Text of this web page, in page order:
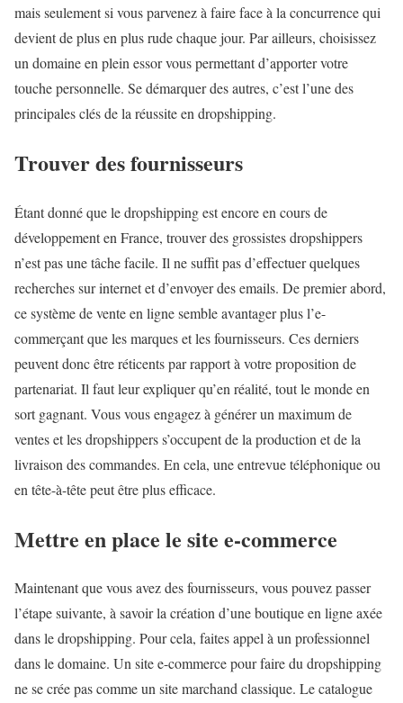
mais seulement si vous parvenez à faire face à la concurrence qui
devient de plus en plus rude chaque jour. Par ailleurs, choisissez
un domaine en plein essor vous permettant d’apporter votre
touche personnelle. Se démarquer des autres, c’est l’une des
principales clés de la réussite en dropshipping.
Trouver des fournisseurs
Étant donné que le dropshipping est encore en cours de
développement en France, trouver des grossistes dropshippers
n’est pas une tâche facile. Il ne suffit pas d’effectuer quelques
recherches sur internet et d’envoyer des emails. De premier abord,
ce système de vente en ligne semble avantager plus l’e-
commerçant que les marques et les fournisseurs. Ces derniers
peuvent donc être réticents par rapport à votre proposition de
partenariat. Il faut leur expliquer qu’en réalité, tout le monde en
sort gagnant. Vous vous engagez à générer un maximum de
ventes et les dropshippers s’occupent de la production et de la
livraison des commandes. En cela, une entrevue téléphonique ou
en tête-à-tête peut être plus efficace.
Mettre en place le site e-commerce
Maintenant que vous avez des fournisseurs, vous pouvez passer
l’étape suivante, à savoir la création d’une boutique en ligne axée
dans le dropshipping. Pour cela, faites appel à un professionnel
dans le domaine. Un site e-commerce pour faire du dropshipping
ne se crée pas comme un site marchand classique. Le catalogue